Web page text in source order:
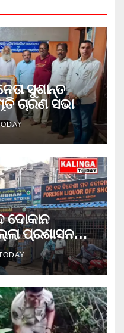
ସୁଶାନ୍ତ
ଚାରଣ ସଭା
ଦୋକାନ
ପ୍ରଶାସନକୁ